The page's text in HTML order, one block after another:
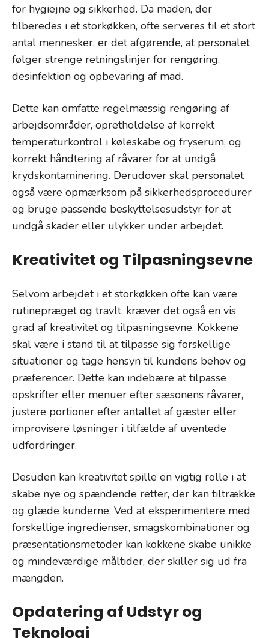
for hygiejne og sikkerhed. Da maden, der
tilberedes i et storkøkken, ofte serveres til et stort
antal mennesker, er det afgørende, at personalet
følger strenge retningslinjer for rengøring,
desinfektion og opbevaring af mad.
Dette kan omfatte regelmæssig rengøring af
arbejdsområder, opretholdelse af korrekt
temperaturkontrol i køleskabe og fryserum, og
korrekt håndtering af råvarer for at undgå
krydskontaminering. Derudover skal personalet
også være opmærksom på sikkerhedsprocedurer
og bruge passende beskyttelsesudstyr for at
undgå skader eller ulykker under arbejdet.
Kreativitet og Tilpasningsevne
Selvom arbejdet i et storkøkken ofte kan være
rutinepræget og travlt, kræver det også en vis
grad af kreativitet og tilpasningsevne. Kokkene
skal være i stand til at tilpasse sig forskellige
situationer og tage hensyn til kundens behov og
præferencer. Dette kan indebære at tilpasse
opskrifter eller menuer efter sæsonens råvarer,
justere portioner efter antallet af gæster eller
improvisere løsninger i tilfælde af uventede
udfordringer.
Desuden kan kreativitet spille en vigtig rolle i at
skabe nye og spændende retter, der kan tiltrække
og glæde kunderne. Ved at eksperimentere med
forskellige ingredienser, smagskombinationer og
præsentationsmetoder kan kokkene skabe unikke
og mindeværdige måltider, der skiller sig ud fra
mængden.
Opdatering af Udstyr og
Teknologi